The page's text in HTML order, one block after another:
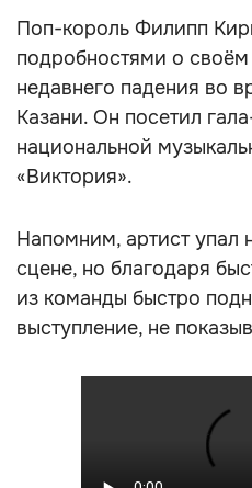
Поп-король Филипп
подробностями о
недавнего падения во
Казани. Он посетил
национальной
«Виктория».
Напомним, артист упал
сцене, но благодаря
из команды быстро
выступление, не